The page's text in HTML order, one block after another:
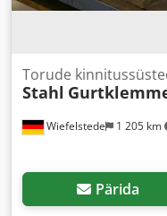
Wiefelstede 1 205 km
Torude
Stahl
Pärida